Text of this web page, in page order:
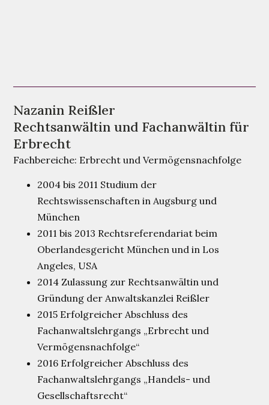
Nazanin Reißler
Rechtsanwältin und Fachanwältin für
Erbrecht
Fachbereiche: Erbrecht und Vermögensnachfolge
2004 bis 2011 Studium der
Rechtswissenschaften in Augsburg und
München
2011 bis 2013 Rechtsreferendariat beim
Oberlandesgericht München und in Los
Angeles, USA
2014 Zulassung zur Rechtsanwältin und
Gründung der Anwaltskanzlei Reißler
2015 Erfolgreicher Abschluss des
Fachanwaltslehrgangs „Erbrecht und
Vermögensnachfolge“
2016 Erfolgreicher Abschluss des
Fachanwaltslehrgangs „Handels- und
Gesellschaftsrecht“